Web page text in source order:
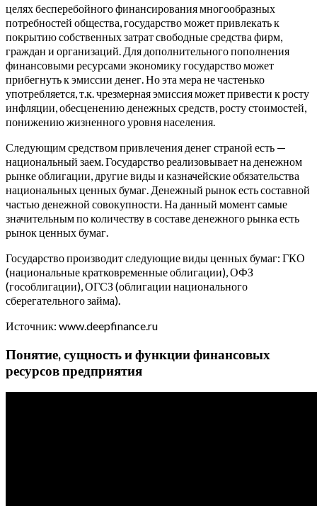
целях бесперебойного финансирования многообразных
потребностей общества, государство может привлекать к
покрытию собственных затрат свободные средства фирм,
граждан и организаций. Для дополнительного пополнения
финансовыми ресурсами экономику государство может
прибегнуть к эмиссии денег. Но эта мера не частенько
употребляется, т.к. чрезмерная эмиссия может привести к росту
инфляции, обесценению денежных средств, росту стоимостей,
понижению жизненного уровня населения.
Следующим средством привлечения денег страной есть —
национальный заем. Государство реализовывает на денежном
рынке облигации, другие виды и казначейские обязательства
национальных ценных бумаг. Денежный рынок есть составной
частью денежной совокупности. На данный момент самые
значительным по количеству в составе денежного рынка есть
рынок ценных бумаг.
Государство производит следующие виды ценных бумаг: ГКО
(национальные кратковременные облигации), ОФЗ
(гособлигации), ОГСЗ (облигации национального
сберегательного займа).
Источник: www.deepfinance.ru
Понятие, сущность и функции финансовых
ресурсов предприятия